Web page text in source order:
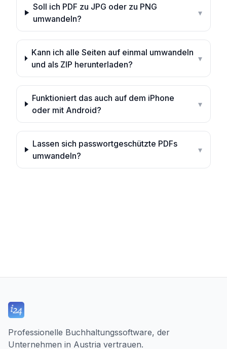
Soll ich PDF zu JPG oder zu PNG
umwandeln?
▾
Kann ich alle Seiten auf einmal umwandeln
und als ZIP herunterladen?
▾
Funktioniert das auch auf dem iPhone
oder mit Android?
▾
Lassen sich passwortgeschützte PDFs
umwandeln?
▾
Professionelle Buchhaltungssoftware, der
Unternehmen in Austria vertrauen.